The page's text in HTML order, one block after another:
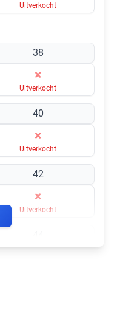
Uitverkocht
38
×
Uitverkocht
40
×
Uitverkocht
42
×
Uitverkocht